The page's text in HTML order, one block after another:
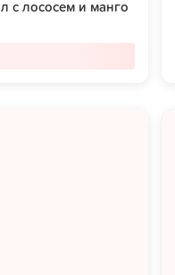
с лососем и манго